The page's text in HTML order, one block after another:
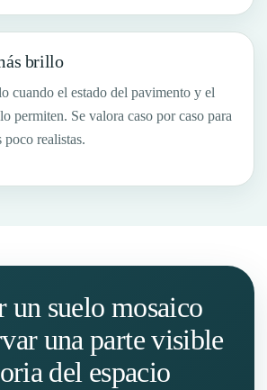
brillo
cuando el estado del pavimento y el
permiten. Se valora caso por caso para
poco realistas.
un suelo mosaico
una parte visible
del espacio